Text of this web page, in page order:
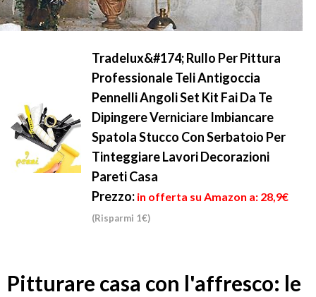
Tradelux&#174; Rullo Per Pittura
Professionale Teli Antigoccia
Pennelli Angoli Set Kit Fai Da Te
Dipingere Verniciare Imbiancare
Spatola Stucco Con Serbatoio Per
Tinteggiare Lavori Decorazioni
Pareti Casa
Prezzo: in offerta su Amazon a: 28,9€
(Risparmi 1€)
Pitturare casa con l'affresco: le